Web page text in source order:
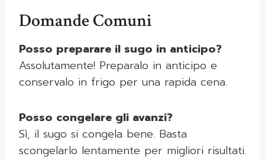
Domande Comuni
Posso preparare il sugo in anticipo?
Assolutamente! Preparalo in anticipo e
conservalo in frigo per una rapida cena.
Posso congelare gli avanzi?
Sì, il sugo si congela bene. Basta
scongelarlo lentamente per migliori risultati.